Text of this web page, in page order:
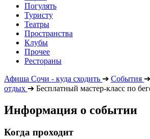
Погулять
Туристу
Театры
Пространства
Клубы
Прочее
Рестораны
Афиша Сочи - куда сходить ➔ События ➔
отдых ➔ Бесплатный мастер-класс по
Информация о событии
Когда проходит